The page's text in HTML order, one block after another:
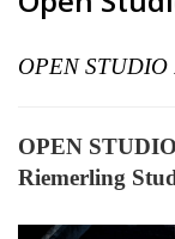
OPEN
OPEN
Riemerling